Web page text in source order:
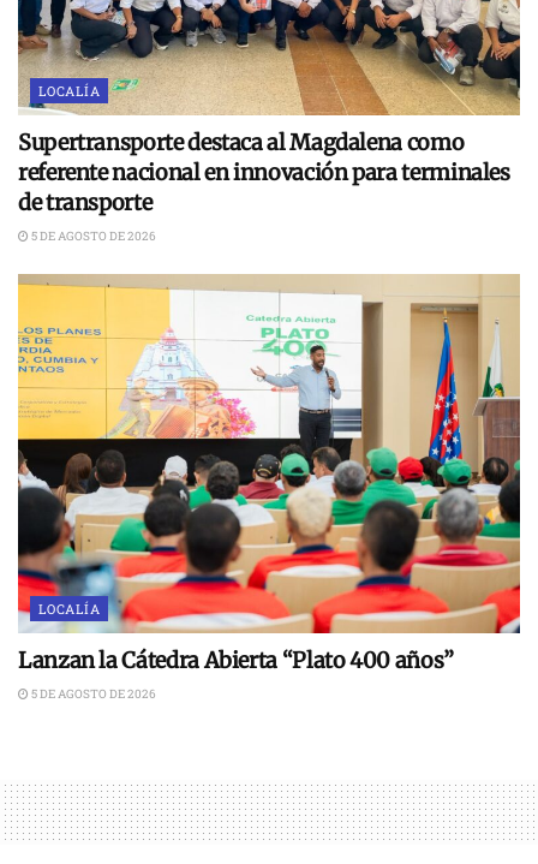
LOCALÍA
Supertransporte destaca al Magdalena como
referente nacional en innovación para terminales
de transporte
5 DE AGOSTO DE 2026
LOCALÍA
Lanzan la Cátedra Abierta “Plato 400 años”
5 DE AGOSTO DE 2026